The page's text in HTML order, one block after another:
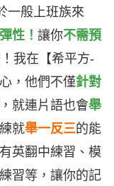
一般上班族來
性！ 讓你不需預
我在【希平方-
，他們不僅針對
，就連片語也會舉
就舉一反三的能
英翻中練習、模
習等，讓你的記